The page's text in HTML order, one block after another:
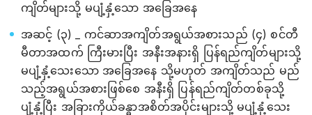
ကျိတ်များသို့ မပျံ့နှံ့သော အခြေအနေ
အဆင့် (၃) _ ကင်ဆာအကျိတ်အရွယ်အစားသည် (၄) စင်တီ
မီတာအထက် ကြီးမားပြီး အနီးအနားရှိ ပြန်ရည်ကျိတ်များသို့
မပျံ့နှံ့သေးသော အခြေအနေ သို့မဟုတ် အကျိတ်သည် မည်
သည့်အရွယ်အစားဖြစ်စေ အနီးရှိ ပြန်ရည်ကျိတ်တစ်ခုသို့
ပျံ့နှံ့ပြီး အခြားကိုယ်ခန္ဓာအစိတ်အပိုင်းများသို့ မပျံ့နှံ့သေး